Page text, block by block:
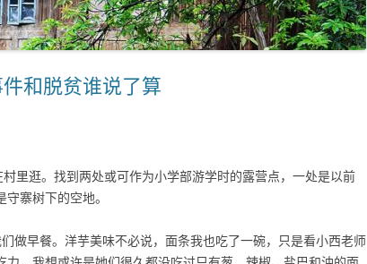
件和脱贫谁说了算
里逛。找到两处或可作为小学部游学时的露营点，一处是以前
寨树下的空地。
做早餐。洋芋美味不必说，面条我也吃了一碗，只是看小西老师